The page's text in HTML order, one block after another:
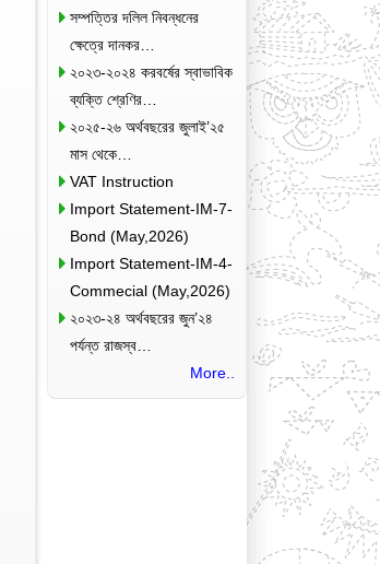
সম্পত্তির দলিল নিবন্ধনের
ক্ষেত্রে দানকর…
২০২৩-২০২৪ করবর্ষের স্বাভাবিক
ব্যক্তি শ্রেণির…
২০২৫-২৬ অর্থবছরের জুলাই’২৫
মাস থেকে…
VAT Instruction
Import Statement-IM-7-
Bond (May,2026)
Import Statement-IM-4-
Commecial (May,2026)
২০২৩-২৪ অর্থবছরের জুন’২৪
পর্যন্ত রাজস্ব…
More..